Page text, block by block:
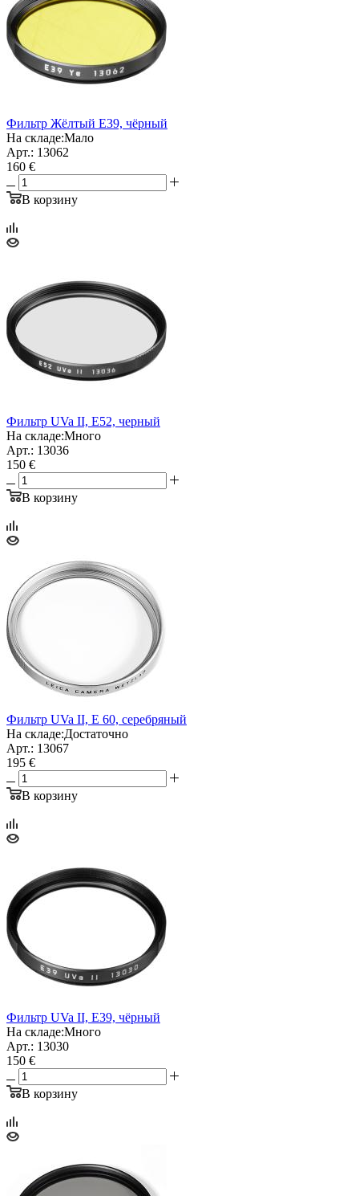
Фильтр Жёлтый E39, чёрный
На складе:Мало
Арт.: 13062
160 €
В корзину
Фильтр UVa II, E52, черный
На складе:Много
Арт.: 13036
150 €
В корзину
Фильтр UVa II, E 60, серебряный
На складе:Достаточно
Арт.: 13067
195 €
В корзину
Фильтр UVa II, E39, чёрный
На складе:Много
Арт.: 13030
150 €
В корзину